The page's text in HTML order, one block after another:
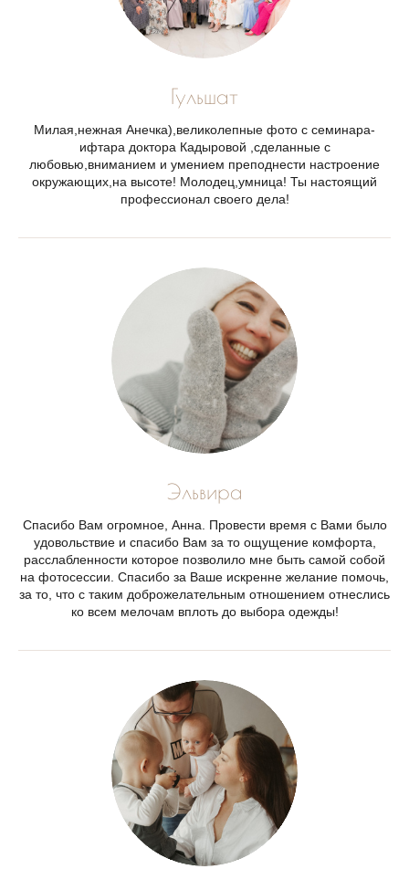
Гульшат
Милая,нежная Анечка),великолепные фото с семинара-
ифтара доктора Кадыровой ,сделанные с
любовью,вниманием и умением преподнести настроение
окружающих,на высоте! Молодец,умница! Ты настоящий
профессионал своего дела!
Эльвира
Спасибо Вам огромное, Анна. Провести время с Вами было
удовольствие и спасибо Вам за то ощущение комфорта,
расслабленности которое позволило мне быть самой собой
на фотосессии. Спасибо за Ваше искренне желание помочь,
за то, что с таким доброжелательным отношением отнеслись
ко всем мелочам вплоть до выбора одежды!